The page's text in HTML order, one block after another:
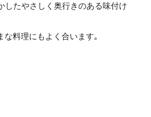
したやさしく奥行きのある味付け
な料理にもよく合います｡